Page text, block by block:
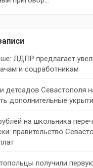
ЛДПР предлагает
и соцработникам
детсадов Севастополя
дополнительные
на школьника
правительство
получили